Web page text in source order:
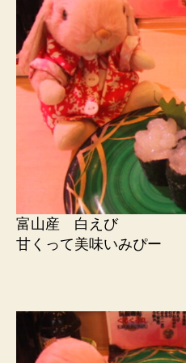
富山産 白えび
甘くって美味いみぴー